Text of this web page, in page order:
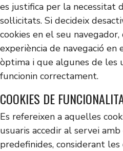
es justifica per la necessitat
sol·licitats. Si decideix
cookies en el seu
experiència de navegació
òptima i que algunes de
funcionin correctament.
COOKIES DE
Es refereixen a aquelles
usuaris accedir al servei
predefinides, considerant